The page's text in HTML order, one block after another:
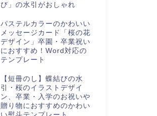
び」の水引がおしゃれ
パステルカラーのかわいい
メッセージカード「桜の花
デザイン」卒園・卒業祝い
におすすめ！Word対応の
テンプレート
【短冊のし】蝶結びの水
引・桜のイラストデザイ
ン、卒業・入学のお祝いや
贈り物におすすめのかわい